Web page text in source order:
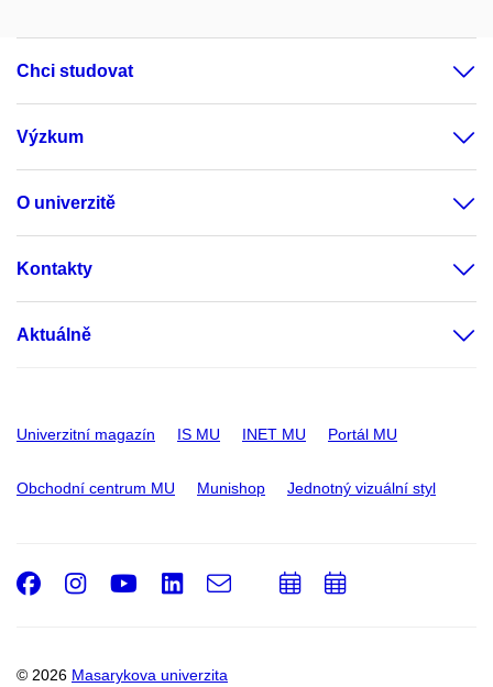
Chci studovat
Výzkum
O univerzitě
Kontakty
Aktuálně
Univerzitní magazín IS MU INET MU Portál MU
Obchodní centrum MU Munishop Jednotný vizuální styl
© 2026 Masarykova univerzita
Facebook
Instagram
Youtube
LinkedIn
e-
PřidatPřidat